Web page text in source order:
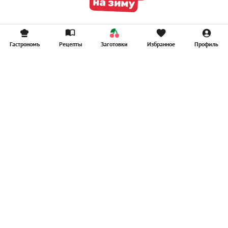
Гастрономъ Рецепты Заготовки Избранное Профиль